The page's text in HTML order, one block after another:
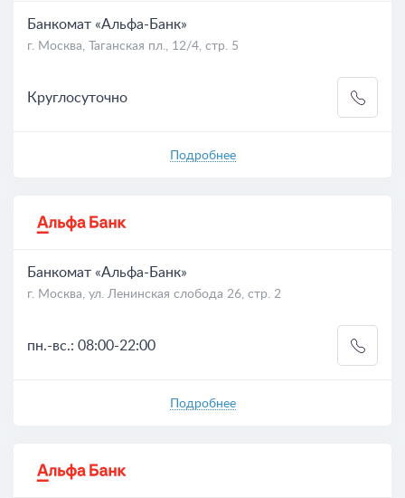
Банкомат «Альфа-Банк»
г. Москва, Таганская пл., 12/4, стр. 5
Круглосуточно
Подробнее
Банкомат «Альфа-Банк»
г. Москва, ул. Ленинская слобода 26, стр. 2
пн.-вс.: 08:00-22:00
Подробнее